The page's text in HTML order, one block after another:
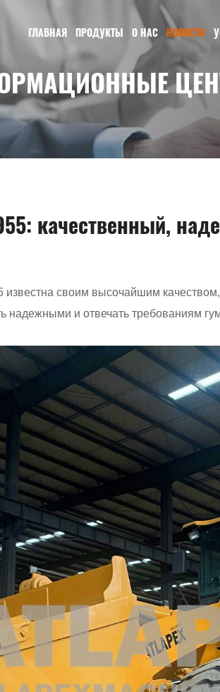
ГЛАВНАЯ ПРОДУКТЫ О НАС НОВОСТИ
качественный,
известна своим высочайшим
надежными и отвечать требованиям